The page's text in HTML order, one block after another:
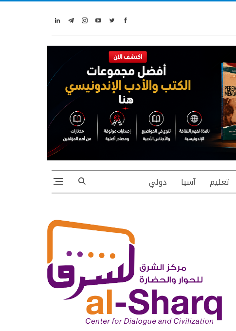
تعليم آسيا دولي